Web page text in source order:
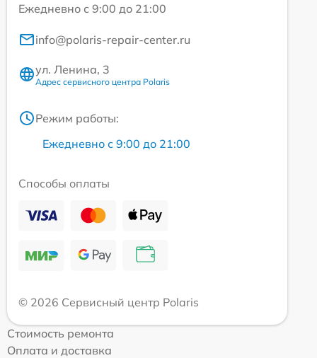
Ежедневно с 9:00 до 21:00
info@polaris-repair-center.ru
ул. Ленина, 3
Адрес сервисного центра Polaris
Режим работы:
Ежедневно с 9:00 до 21:00
Способы оплаты
© 2026 Сервисный центр Polaris
Стоимость ремонта
Оплата и доставка